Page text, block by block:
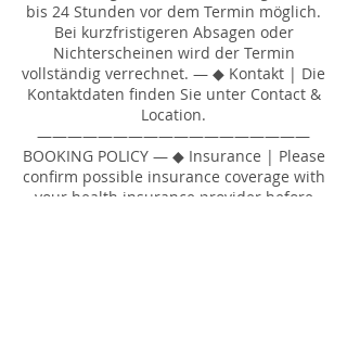
bis 24 Stunden vor dem Termin möglich.
Bei kurzfristigeren Absagen oder
Nichterscheinen wird der Termin
vollständig verrechnet. — ◆ Kontakt | Die
Kontaktdaten finden Sie unter Contact &
Location.
——————————————————
BOOKING POLICY — ◆ Insurance | Please
confirm possible insurance coverage with
your health insurance provider before